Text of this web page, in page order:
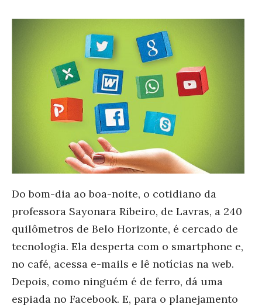
Do bom-dia ao boa-noite, o cotidiano da
professora Sayonara Ribeiro, de Lavras, a 240
quilômetros de Belo Horizonte, é cercado de
tecnologia. Ela desperta com o smartphone e,
no café, acessa e-mails e lê notícias na web.
Depois, como ninguém é de ferro, dá uma
espiada no Facebook. E, para o planejamento